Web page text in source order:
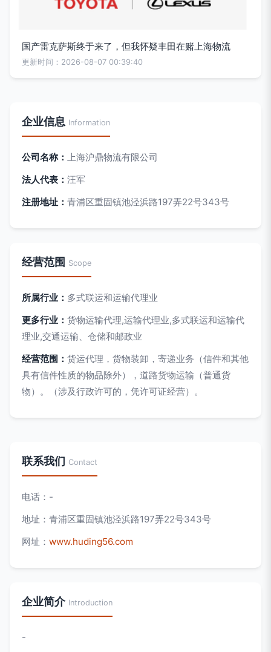
国产雷克萨斯终于来了，但我怀疑丰田在赌上海物流
更新时间：2026-08-07 00:39:40
企业信息 Information
公司名称： 上海沪鼎物流有限公司
法人代表： 汪军
注册地址： 青浦区重固镇池泾浜路197弄22号343号
经营范围 Scope
所属行业： 多式联运和运输代理业
更多行业： 货物运输代理,运输代理业,多式联运和运输代
理业,交通运输、仓储和邮政业
经营范围： 货运代理，货物装卸，寄递业务（信件和其他
具有信件性质的物品除外），道路货物运输（普通货
物）。（涉及行政许可的，凭许可证经营）。
联系我们 Contact
电话：-
地址：青浦区重固镇池泾浜路197弄22号343号
网址： www.huding56.com
企业简介 Introduction
-